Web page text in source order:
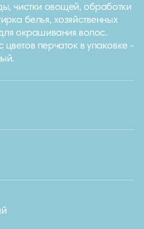
чистки овощей, обработки
белья, хозяйственных
окрашивания волос.
цветов перчаток в упаковке -